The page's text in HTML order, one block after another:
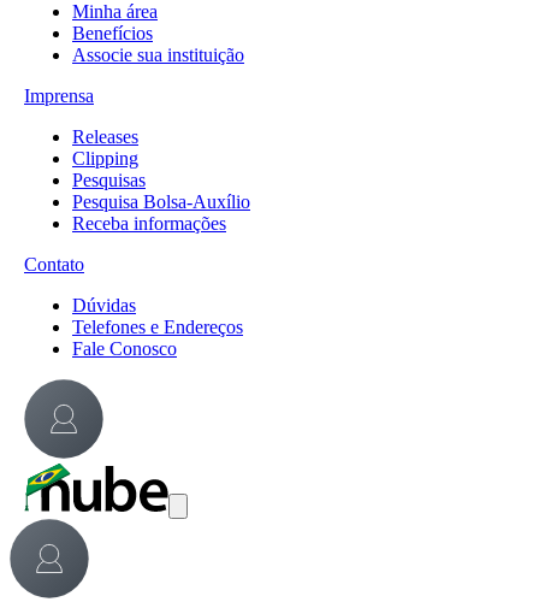
Minha área
Benefícios
Associe sua instituição
Imprensa
Releases
Clipping
Pesquisas
Pesquisa Bolsa-Auxílio
Receba informações
Contato
Dúvidas
Telefones e Endereços
Fale Conosco